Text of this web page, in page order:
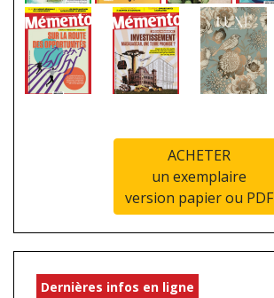
ACHETER
un exemplaire
version papier ou PDF
Dernières infos en ligne